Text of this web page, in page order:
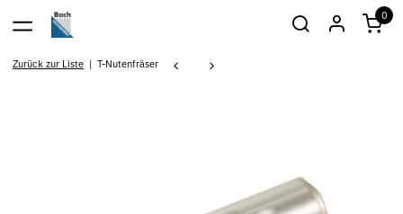
0
Zurück zur Liste T-Nutenfräser